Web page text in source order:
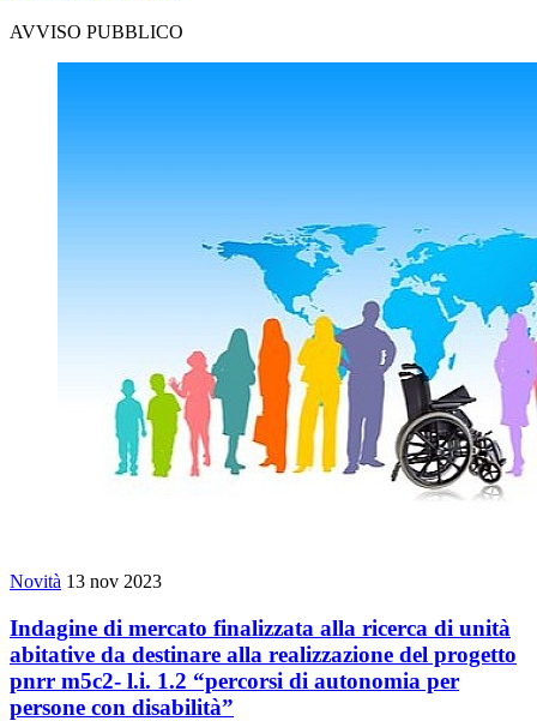
AVVISO PUBBLICO
Novità 13 nov 2023
Indagine di mercato finalizzata alla ricerca di unità
abitative da destinare alla realizzazione del progetto
pnrr m5c2- l.i. 1.2 “percorsi di autonomia per
persone con disabilità”